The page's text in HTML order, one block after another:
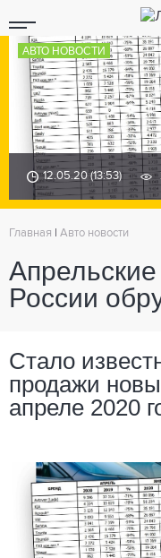
АВТО НОВОСТИ
12.05.20 (13:53)
Главная Авто новости
России
Стало
продажи
апреле 2020